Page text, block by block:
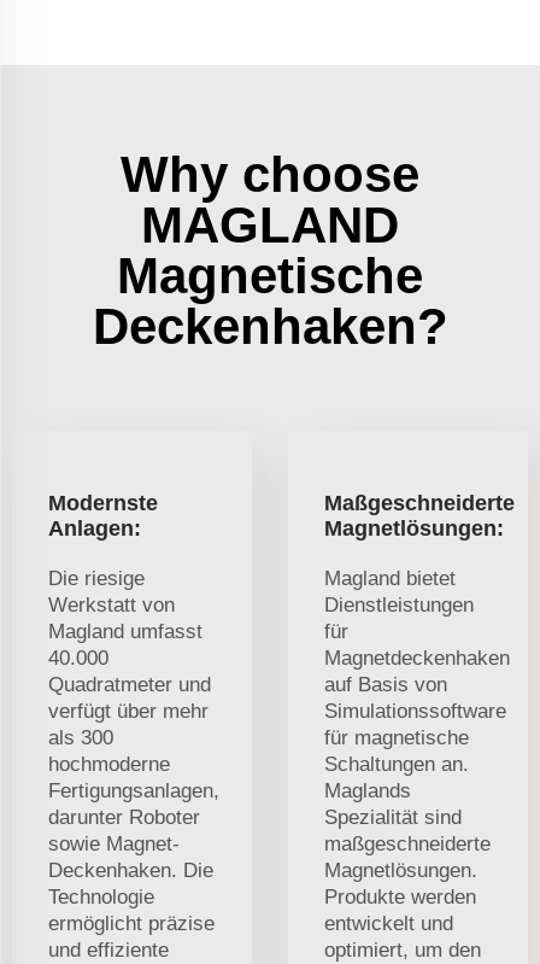
Why choose
MAGLAND
Magnetische
Deckenhaken?
Modernste
Anlagen:
Die riesige
Werkstatt von
Magland umfasst
40.000
Quadratmeter und
verfügt über mehr
als 300
hochmoderne
Fertigungsanlagen,
darunter Roboter
sowie Magnet-
Deckenhaken. Die
Technologie
ermöglicht präzise
und effiziente
Maßgeschneiderte
Magnetlösungen:
Magland bietet
Dienstleistungen
für
Magnetdeckenhaken
auf Basis von
Simulationssoftware
für magnetische
Schaltungen an.
Maglands
Spezialität sind
maßgeschneiderte
Magnetlösungen.
Produkte werden
entwickelt und
optimiert, um den